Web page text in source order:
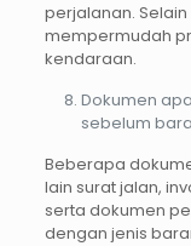
perjalanan.
mempermudah
kendaraan.
Dokumen
sebelum
Beberapa
lain surat jalan,
serta dokumen
dengan jenis